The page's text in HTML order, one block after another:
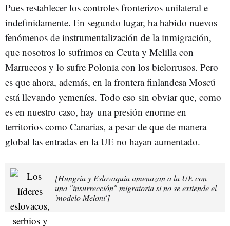
Pues restablecer los controles fronterizos unilateral e
indefinidamente. En segundo lugar, ha habido nuevos
fenómenos de instrumentalización de la inmigración,
que nosotros lo sufrimos en Ceuta y Melilla con
Marruecos y lo sufre Polonia con los bielorrusos. Pero
es que ahora, además, en la frontera finlandesa Moscú
está llevando yemeníes. Todo eso sin obviar que, como
es en nuestro caso, hay una presión enorme en
territorios como Canarias, a pesar de que de manera
global las entradas en la UE no hayan aumentado.
[Hungría y Eslovaquia amenazan a la UE con
una "insurrección" migratoria si no se extiende el
'modelo Meloni']